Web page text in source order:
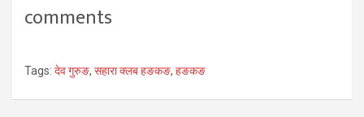
comments
Tags: देव गुरुङ, सहारा क्लब हङकङ, हङकङ